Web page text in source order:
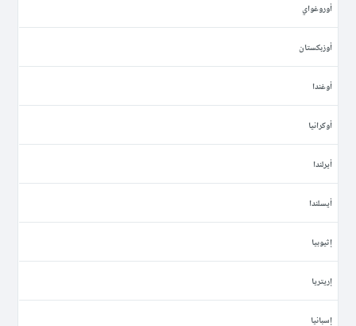
أوروغواي
أوزبكستان
أوغندا
أوكرانيا
أيرلندا
أيسلندا
إثيوبيا
إريتريا
إسبانيا